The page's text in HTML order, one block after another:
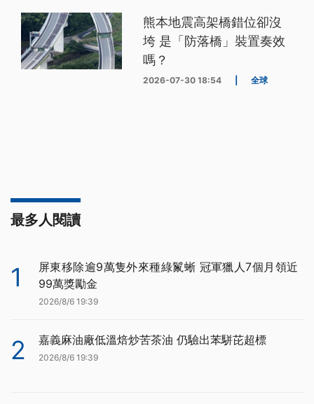
熊本地震高架橋錯位卻沒
垮 是「防落橋」裝置奏效
嗎？
2026-07-30 18:54 全球
最多人閱讀
1
屏東移除逾9萬隻外來種綠鬣蜥 冠軍獵人7個月領近
99萬獎勵金
2026/8/6 19:39
2 嘉義麻油廠低溫焙炒苦茶油 仍驗出苯駢芘超標
2026/8/6 19:39